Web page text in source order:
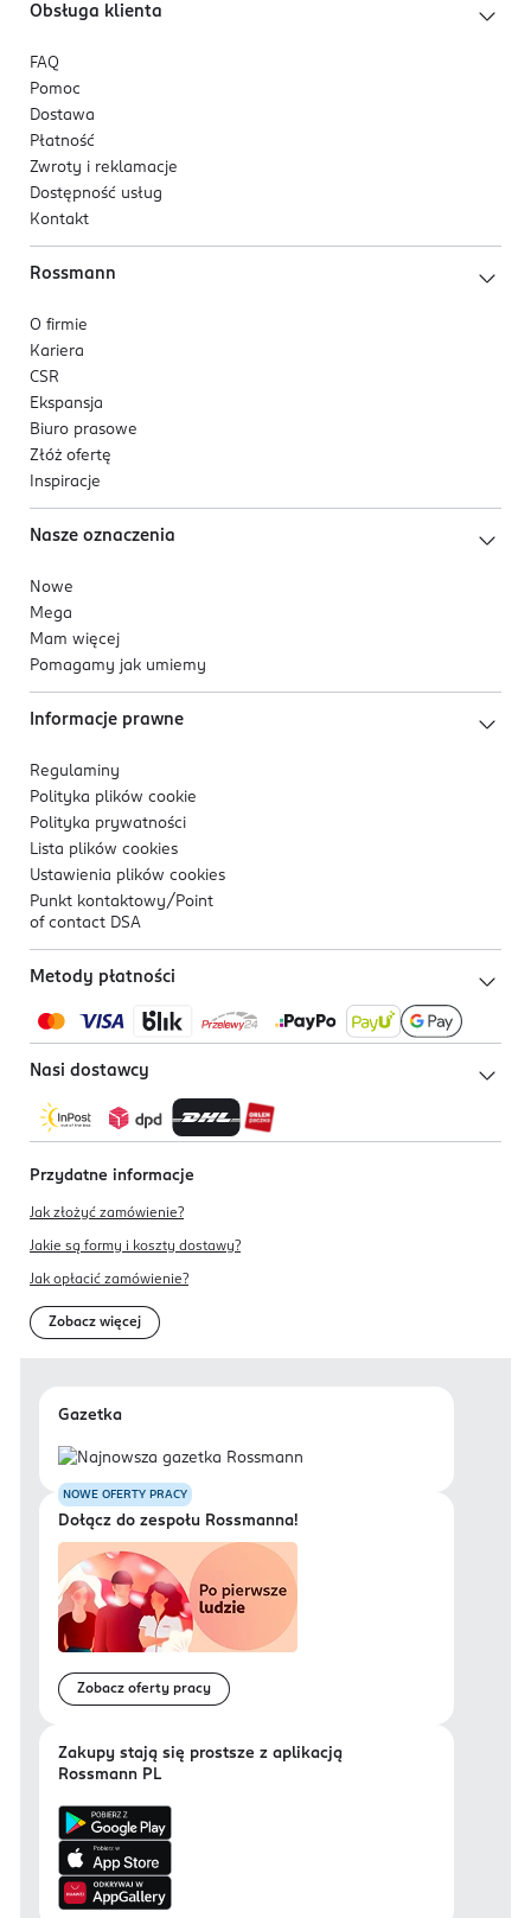
Obsługa klienta
FAQ
Pomoc
Dostawa
Płatność
Zwroty i reklamacje
Dostępność usług
Kontakt
Rossmann
O firmie
Kariera
CSR
Ekspansja
Biuro prasowe
Złóż ofertę
Inspiracje
Nasze oznaczenia
Nowe
Mega
Mam więcej
Pomagamy jak umiemy
Informacje prawne
Regulaminy
Polityka plików cookie
Polityka prywatności
Lista plików cookies
Ustawienia plików cookies
Punkt kontaktowy/ Point
of contact DSA
Metody płatności
Nasi dostawcy
Przydatne informacje
Jak złożyć zamówienie?
Jakie są formy i koszty dostawy?
Jak opłacić zamówienie?
Zobacz więcej
Gazetka
NOWE OFERTY PRACY
Dołącz do zespołu Rossmanna!
Zobacz oferty pracy
Zakupy stają się prostsze z aplikacją
Rossmann PL